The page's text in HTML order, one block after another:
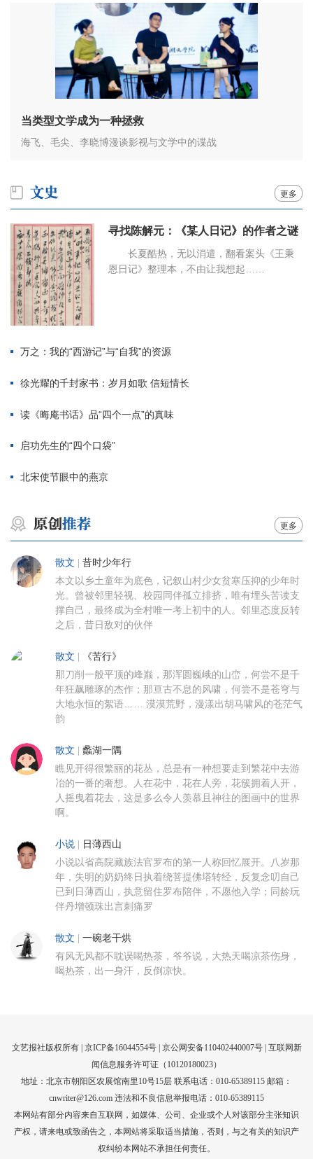
当类型文学成为一种拯救
海飞、毛尖、李晓博漫谈影视与文学中的谍战
更多
寻找陈解元：《某人日记》的作者之谜
长夏酷热，无以消遣，翻看案头《王秉
恩日记》整理本，不由让我想起……
万之：我的“西游记”与“自我”的资源
徐光耀的千封家书：岁月如歌 信短情长
读《晦庵书话》品“四个一点”的真味
启功先生的“四个口袋”
北宋使节眼中的燕京
更多
散文 昔时少年行
本文以乡土童年为底色，记叙山村少女贫寒压抑的少年时
光。曾被邻里轻视、校园同伴孤立排挤，唯有埋头苦读支
撑自己，最终成为全村唯一考上初中的人。邻里态度反转
之后，昔日敌对的伙伴
散文 《苦行》
那刀削一般平顶的峰巅，那浑圆巍峨的山峦，何尝不是千
年狂飙雕琢的杰作；那亘古不息的风啸，何尝不是苍穹与
大地永恒的絮语…… 漠漠荒野，漫漾出胡马啸风的苍茫气
韵
散文 蠡湖一隅
瞧见开得很繁丽的花丛，总是有一种想要走到繁花中去游
冶的一番的奢想。人在花中，花在人旁，花簇拥着人开，
人摇曳着花去，这是多么令人羡慕且神往的图画中的世界
啊。
小说 日薄西山
小说以省高院藏族法官罗布的第一人称回忆展开。八岁那
年，失明的奶奶终日执着绕菩提佛塔转经，反复念叨自己
已到日薄西山，执意留住罗布陪伴，不愿他入学；同龄玩
伴丹增顿珠出言刺痛罗
散文 一碗老干烘
有风无风都不耽误喝热茶，爷爷说，大热天喝凉茶伤身，
喝热茶，出一身汗，反倒凉快。
文艺报社版权所有 | 京ICP备16044554号| 京公网安备110402440007号 | 互联网新
闻信息服务许可证（10120180023）
地址：北京市朝阳区农展馆南里10号15层 联系电话：010-65389115 邮箱：
cnwriter@126.com 违法和不良信息举报电话：010-65389115
本网站有部分内容来自互联网，如媒体、公司、企业或个人对该部分主张知识
产权，请来电或致函告之，本网站将采取适当措施，否则，与之有关的知识产
权纠纷本网站不承担任何责任。